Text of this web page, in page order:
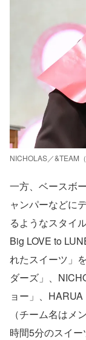
NICHOLAS／&TEAM
一方、ベースボ
ャンパーなどに
るようなスタイ
Big LOVE to
れたスイーツ」
ダーズ」、
ョー」、
（チーム名はメ
時間5分のスイー